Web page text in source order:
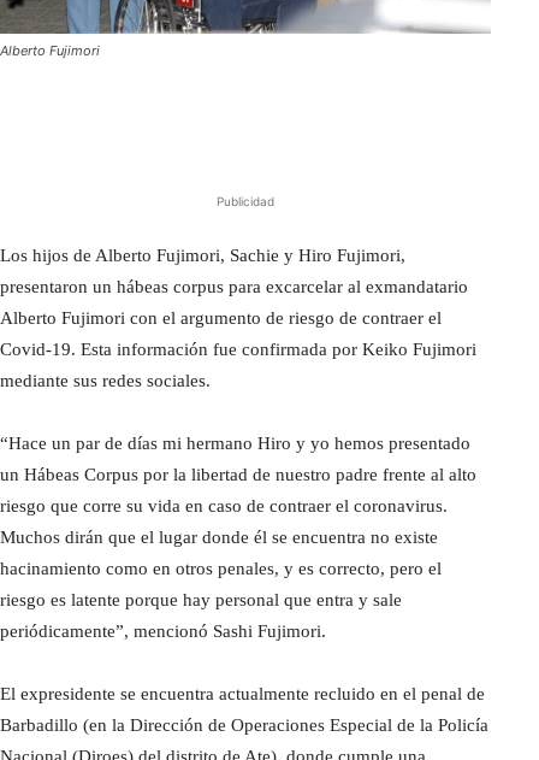
Alberto Fujimori
Publicidad
Los hijos de Alberto Fujimori, Sachie y Hiro Fujimori,
presentaron un hábeas corpus para excarcelar al exmandatario
Alberto Fujimori con el argumento de riesgo de contraer el
Covid-19. Esta información fue confirmada por Keiko Fujimori
mediante sus redes sociales.
“Hace un par de días mi hermano Hiro y yo hemos presentado
un Hábeas Corpus por la libertad de nuestro padre frente al alto
riesgo que corre su vida en caso de contraer el coronavirus.
Muchos dirán que el lugar donde él se encuentra no existe
hacinamiento como en otros penales, y es correcto, pero el
riesgo es latente porque hay personal que entra y sale
periódicamente”, mencionó Sashi Fujimori.
El expresidente se encuentra actualmente recluido en el penal de
Barbadillo (en la Dirección de Operaciones Especial de la Policía